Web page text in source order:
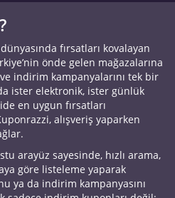
fırsatları kovalayan
önde gelen mağazalarına
indirim kampanyalarını tek bir
ister elektronik, ister günlük
en uygun fırsatları
alışveriş yaparken
arayüz sayesinde, hızlı arama,
göre listeleme yaparak
ya da indirim kampanyasını